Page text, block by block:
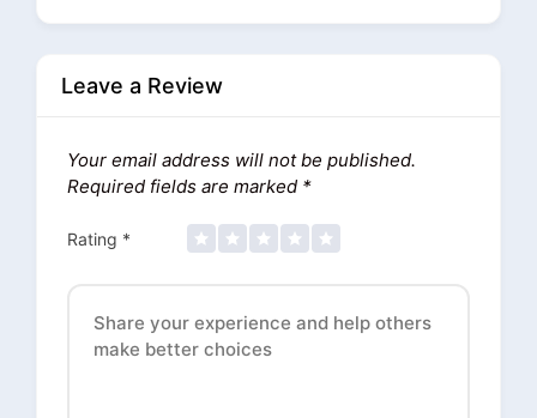
Leave a Review
Your email address will not be published.
Required fields are marked *
Rating *